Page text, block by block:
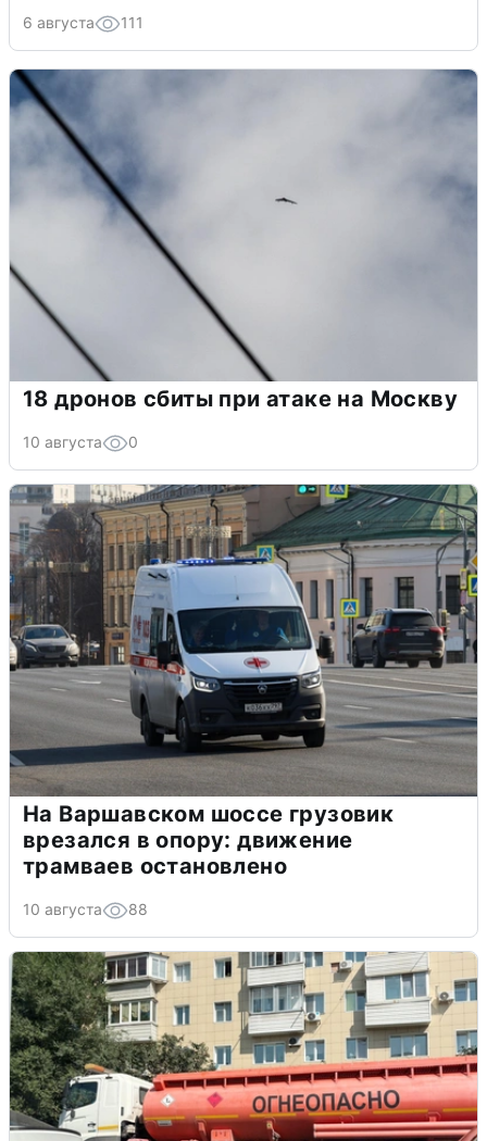
6 августа 111
18 дронов сбиты при атаке на Москву
10 августа 0
На Варшавском шоссе грузовик
врезался в опору: движение
трамваев остановлено
10 августа 88